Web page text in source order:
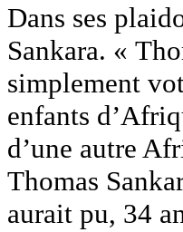
Dans ses
Sankara. «
simplement
enfants
d’une autre
Thomas
aurait pu, 34